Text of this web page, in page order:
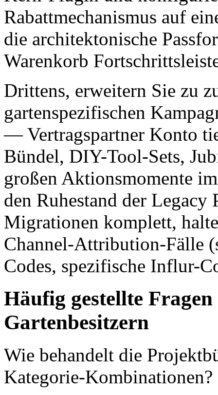
Rabattmechanismus auf
die architektonische
Warenkorb
Drittens, erweitern Sie zu
gartenspezifischen
— Vertragspartner Konto
Bündel, DIY-Tool-Sets,
großen Aktionsmomente
den Ruhestand der
Migrationen komplett,
Channel-Attribution-Fälle
Codes, spezifische Influr-
Häufig gestellte
Gartenbesitzern
Wie behandelt die
Kategorie-Kombinationen?